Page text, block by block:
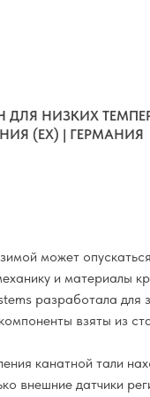
ДЛЯ НИЗКИХ
(EX) | ГЕРМАНИЯ
может
и материалы
разработала для
взяты из
канатной тали
внешние датчики